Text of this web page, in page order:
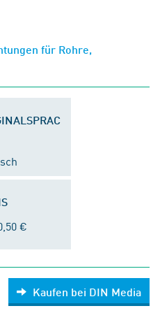
für Rohre,
€
Kaufen bei DIN Media